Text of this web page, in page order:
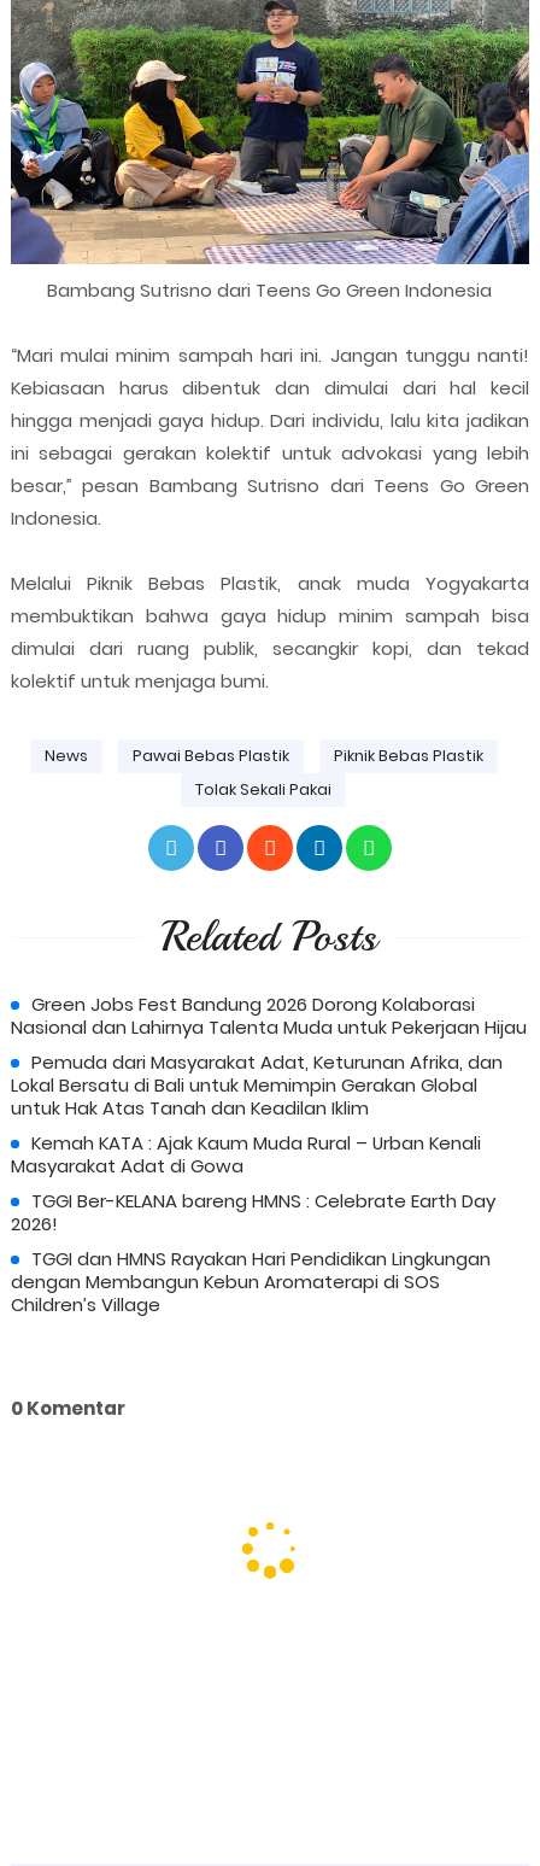
Bambang Sutrisno dari Teens Go Green Indonesia
“Mari mulai minim sampah hari ini. Jangan tunggu nanti!
Kebiasaan harus dibentuk dan dimulai dari hal kecil
hingga menjadi gaya hidup. Dari individu, lalu kita jadikan
ini sebagai gerakan kolektif untuk advokasi yang lebih
besar,” pesan Bambang Sutrisno dari Teens Go Green
Indonesia.
Melalui Piknik Bebas Plastik, anak muda Yogyakarta
membuktikan bahwa gaya hidup minim sampah bisa
dimulai dari ruang publik, secangkir kopi, dan tekad
kolektif untuk menjaga bumi.
News Pawai Bebas Plastik
Piknik Bebas Plastik
Tolak Sekali Pakai
Related Posts
Green Jobs Fest Bandung 2026 Dorong Kolaborasi
Nasional dan Lahirnya Talenta Muda untuk Pekerjaan Hijau
Pemuda dari Masyarakat Adat, Keturunan Afrika, dan
Lokal Bersatu di Bali untuk Memimpin Gerakan Global
untuk Hak Atas Tanah dan Keadilan Iklim
Kemah KATA : Ajak Kaum Muda Rural – Urban Kenali
Masyarakat Adat di Gowa
TGGI Ber-KELANA bareng HMNS : Celebrate Earth Day
2026!
TGGI dan HMNS Rayakan Hari Pendidikan Lingkungan
dengan Membangun Kebun Aromaterapi di SOS
Children’s Village
0 Komentar